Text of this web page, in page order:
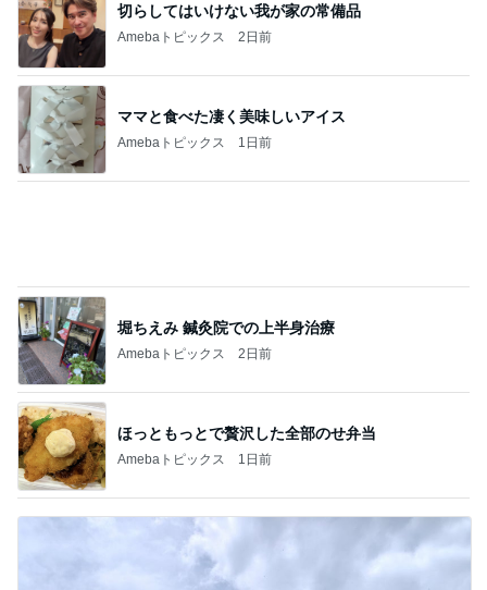
切らしてはいけない我が家の常備品
Amebaトピックス 2日前
ママと食べた凄く美味しいアイス
Amebaトピックス 1日前
堀ちえみ 鍼灸院での上半身治療
Amebaトピックス 2日前
ほっともっとで贅沢した全部のせ弁当
Amebaトピックス 1日前